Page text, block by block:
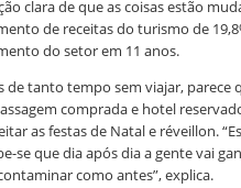
clara de que as coisas estão
de receitas do turismo de
do setor em 11 anos.
de tanto tempo sem viajar, parece
comprada e hotel
as festas de Natal e réveillon.
se que dia após dia a gente vai
como antes”, explica.